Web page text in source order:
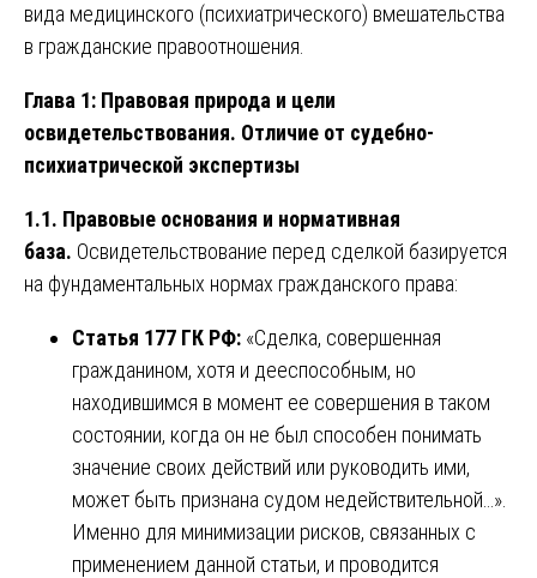
вида медицинского (психиатрического) вмешательства
в гражданские правоотношения.
Глава 1: Правовая природа и цели
освидетельствования. Отличие от судебно-
психиатрической экспертизы
1.1. Правовые основания и нормативная
база. Освидетельствование перед сделкой базируется
на фундаментальных нормах гражданского права:
Статья 177 ГК РФ: «Сделка, совершенная
гражданином, хотя и дееспособным, но
находившимся в момент ее совершения в таком
состоянии, когда он не был способен понимать
значение своих действий или руководить ими,
может быть признана судом недействительной…».
Именно для минимизации рисков, связанных с
применением данной статьи, и проводится